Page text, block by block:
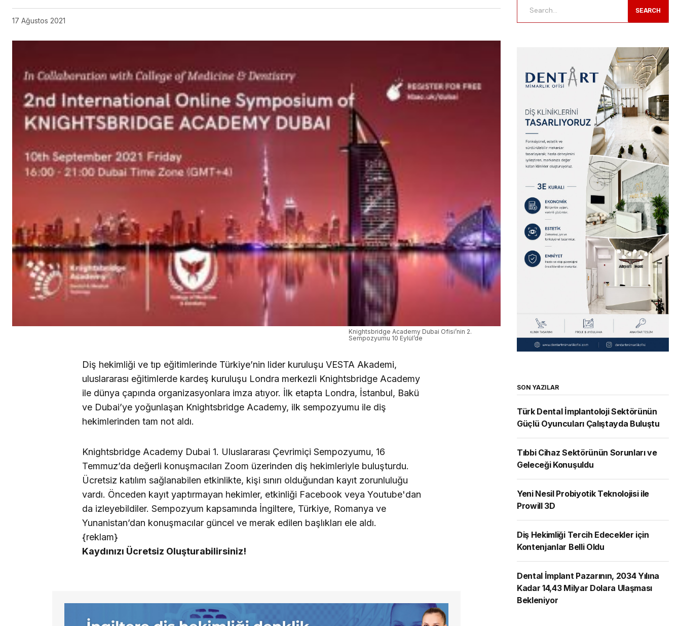
17 Ağustos 2021
Knightsbridge Academy Dubai Ofisi’nin 2.
Sempozyumu 10 Eylül’de
Diş hekimliği ve tıp eğitimlerinde Türkiye’nin lider kuruluşu VESTA Akademi,
uluslararası eğitimlerde kardeş kuruluşu Londra merkezli Knightsbridge Academy
ile dünya çapında organizasyonlara imza atıyor. İlk etapta Londra, İstanbul, Bakü
ve Dubai’ye yoğunlaşan Knightsbridge Academy, ilk sempozyumu ile diş
hekimlerinden tam not aldı.
Knightsbridge Academy Dubai 1. Uluslararası Çevrimiçi Sempozyumu, 16
Temmuz’da değerli konuşmacıları Zoom üzerinden diş hekimleriyle buluşturdu.
Ücretsiz katılım sağlanabilen etkinlikte, kişi sınırı olduğundan kayıt zorunluluğu
vardı. Önceden kayıt yaptırmayan hekimler, etkinliği Facebook veya Youtube'dan
da izleyebildiler. Sempozyum kapsamında İngiltere, Türkiye, Romanya ve
Yunanistan’dan konuşmacılar güncel ve merak edilen başlıkları ele aldı.
{reklam}
Kaydınızı Ücretsiz Oluşturabilirsiniz!
SEARCH
SON YAZILAR
Türk Dental İmplantoloji Sektörünün
Güçlü Oyuncuları Çalıştayda Buluştu
Tıbbi Cihaz Sektörünün Sorunları ve
Geleceği Konuşuldu
Yeni Nesil Probiyotik Teknolojisi ile
Prowill 3D
Diş Hekimliği Tercih Edecekler için
Kontenjanlar Belli Oldu
Dental İmplant Pazarının, 2034 Yılına
Kadar 14,43 Milyar Dolara Ulaşması
Bekleniyor